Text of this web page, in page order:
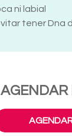
ni labial
tener Dna